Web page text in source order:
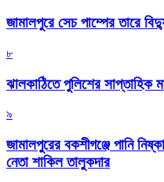
জামালপুরে সেচ পাম্পের তারে
৮
‎ঝালকাঠিতে পুলিশের সাপ্তাহিক
৯
জামালপুরের বকশীগঞ্জে পানি
নেতা শাকিল তালুকদার